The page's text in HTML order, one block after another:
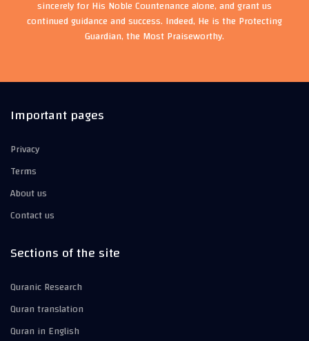
sincerely for His Noble Countenance alone, and grant us
continued guidance and success. Indeed, He is the Protecting
Guardian, the Most Praiseworthy.
Important pages
Privacy
Terms
About us
Contact us
Sections of the site
Quranic Research
Quran translation
Quran in English